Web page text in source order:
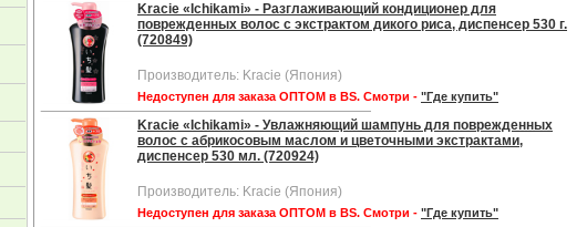
Kracie «Ichikami» - Разглаживающий кондиционер для
поврежденных волос с экстрактом дикого риса, диспенсер 530 г.
(720849)
Производитель: Kracie (Япония)
Недоступен для заказа ОПТОМ в BS. Смотри - "Где купить"
Kracie «Ichikami» - Увлажняющий шампунь для поврежденных
волос с абрикосовым маслом и цветочными экстрактами,
диспенсер 530 мл. (720924)
Производитель: Kracie (Япония)
Недоступен для заказа ОПТОМ в BS. Смотри - "Где купить"